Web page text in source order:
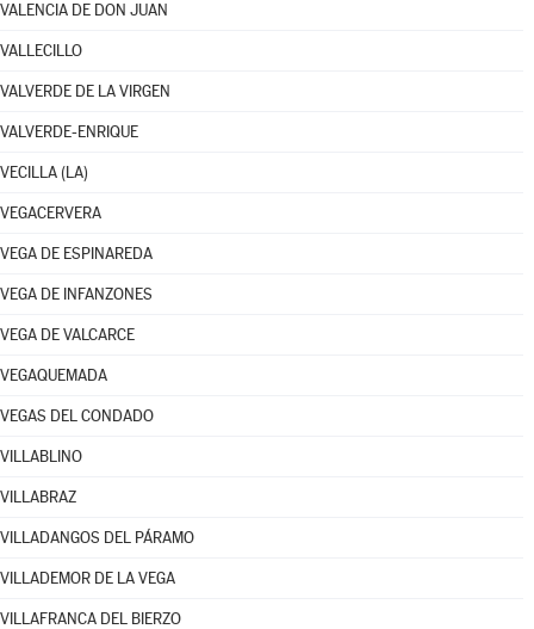
VALENCIA DE DON JUAN
VALLECILLO
VALVERDE DE LA VIRGEN
VALVERDE-ENRIQUE
VECILLA (LA)
VEGACERVERA
VEGA DE ESPINAREDA
VEGA DE INFANZONES
VEGA DE VALCARCE
VEGAQUEMADA
VEGAS DEL CONDADO
VILLABLINO
VILLABRAZ
VILLADANGOS DEL PÁRAMO
VILLADEMOR DE LA VEGA
VILLAFRANCA DEL BIERZO